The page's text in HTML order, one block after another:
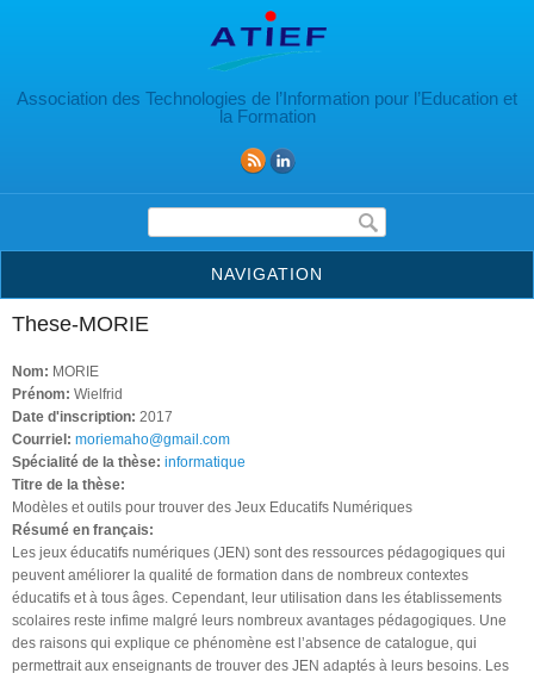
Association des Technologies de l’Information pour l’Education et
la Formation
Formulaire de recherche
NAVIGATION
These-MORIE
Nom: MORIE
Prénom: Wielfrid
Date d'inscription: 2017
Courriel: moriemaho@gmail.com
Spécialité de la thèse: informatique
Titre de la thèse:
Modèles et outils pour trouver des Jeux Educatifs Numériques
Résumé en français:
Les jeux éducatifs numériques (JEN) sont des ressources pédagogiques qui
peuvent améliorer la qualité de formation dans de nombreux contextes
éducatifs et à tous âges. Cependant, leur utilisation dans les établissements
scolaires reste infime malgré leurs nombreux avantages pédagogiques. Une
des raisons qui explique ce phénomène est l’absence de catalogue, qui
permettrait aux enseignants de trouver des JEN adaptés à leurs besoins. Les